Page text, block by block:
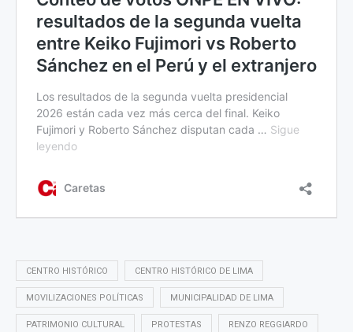
CENTRO HISTÓRICO CENTRO HISTÓRICO DE LIMA
MOVILIZACIONES POLÍTICAS MUNICIPALIDAD DE LIMA
PATRIMONIO CULTURAL PROTESTAS RENZO REGGIARDO